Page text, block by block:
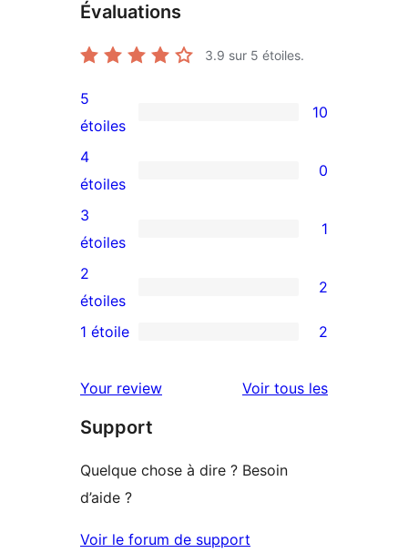
Évaluations
3.9 sur 5 étoiles.
10
avis
à
5
étoiles
5
étoiles
10
0
avis
à
4
étoile
4
étoiles
0
1
avis
à
3
3
étoiles
1
2
avis
2
2
étoiles
2
à
1
1 étoile 2
Your review Voir tous lesavis
Support
Quelque chose à dire ? Besoin
d’aide ?
Voir le forum de support